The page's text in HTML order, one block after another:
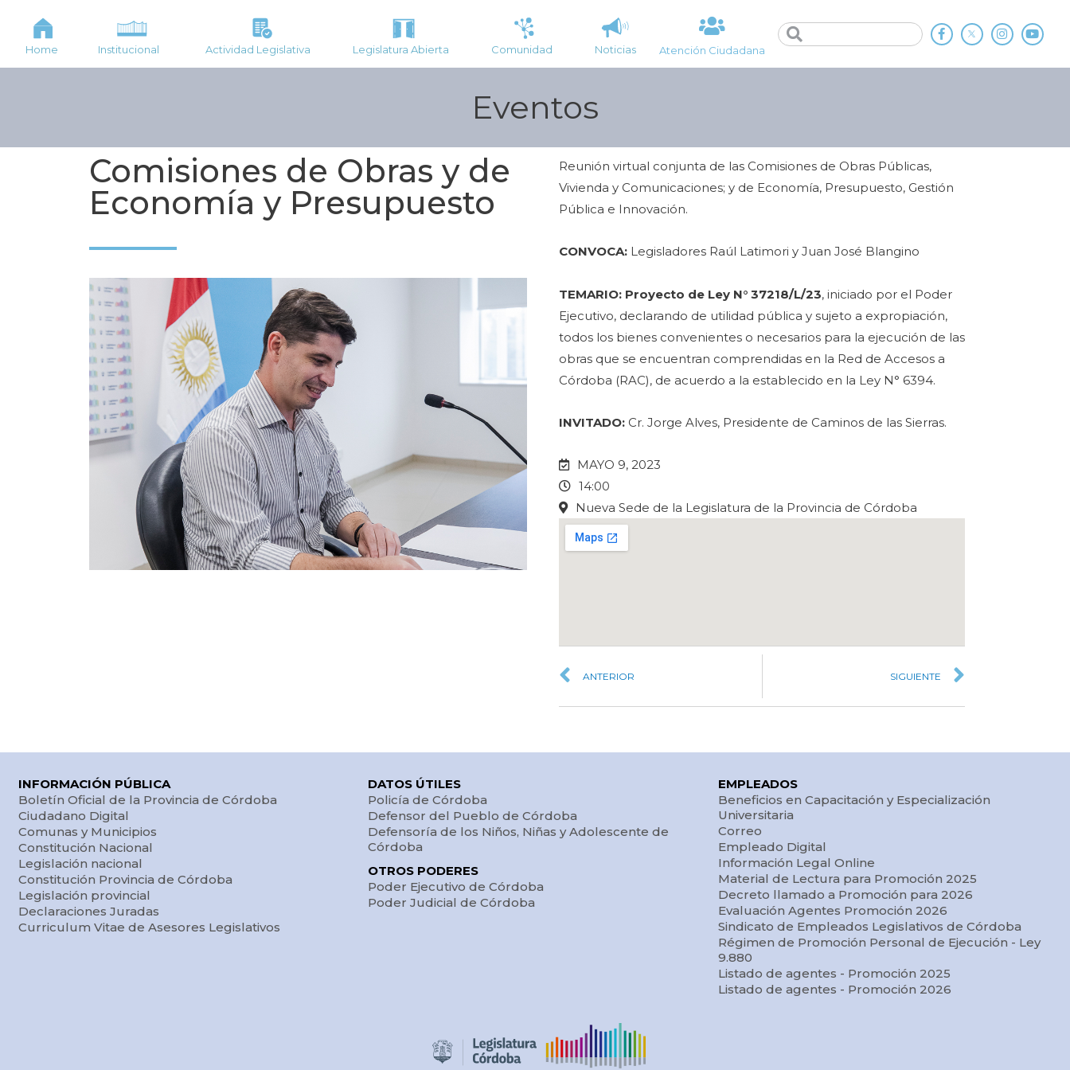
Home Institucional Actividad Legislativa Legislatura Abierta Comunidad Noticias Atención Ciudadana
Eventos
Comisiones de Obras y de
Economía y Presupuesto
Reunión virtual conjunta de las Comisiones de Obras Públicas,
Vivienda y Comunicaciones; y de Economía, Presupuesto, Gestión
Pública e Innovación.
CONVOCA: Legisladores Raúl Latimori y Juan José Blangino
TEMARIO: Proyecto de Ley N° 37218/L/23, iniciado por el Poder
Ejecutivo, declarando de utilidad pública y sujeto a expropiación,
todos los bienes convenientes o necesarios para la ejecución de las
obras que se encuentran comprendidas en la Red de Accesos a
Córdoba (RAC), de acuerdo a la establecido en la Ley N° 6394.
INVITADO: Cr. Jorge Alves, Presidente de Caminos de las Sierras.
MAYO 9, 2023
14:00
Nueva Sede de la Legislatura de la Provincia de Córdoba
ANTERIOR SIGUIENTE
INFORMACIÓN PÚBLICA
Boletín Oficial de la Provincia de Córdoba
Ciudadano Digital
Comunas y Municipios
Constitución Nacional
Legislación nacional
Constitución Provincia de Córdoba
Legislación provincial
Declaraciones Juradas
Curriculum Vitae de Asesores Legislativos
DATOS ÚTILES
Policía de Córdoba
Defensor del Pueblo de Córdoba
Defensoría de los Niños, Niñas y Adolescente de
Córdoba
OTROS PODERES
Poder Ejecutivo de Córdoba
Poder Judicial de Córdoba
EMPLEADOS
Beneficios en Capacitación y Especialización
Universitaria
Correo
Empleado Digital
Información Legal Online
Material de Lectura para Promoción 2025
Decreto llamado a Promoción para 2026
Evaluación Agentes Promoción 2026
Sindicato de Empleados Legislativos de Córdoba
Régimen de Promoción Personal de Ejecución - Ley
9.880
Listado de agentes - Promoción 2025
Listado de agentes - Promoción 2026